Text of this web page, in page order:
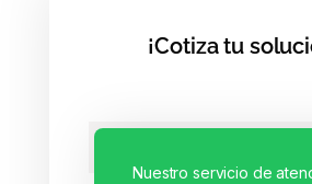
¡Cotiza tu
Nuestro servicio de